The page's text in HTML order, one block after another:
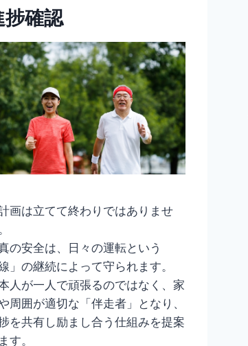
捗確認
画は立てて終わりではありませ
の安全は、日々の運転という
線」の継続によって守られます。
人が一人で頑張るのではなく、家
周囲が適切な「伴走者」となり、
を共有し励まし合う仕組みを提案
す。